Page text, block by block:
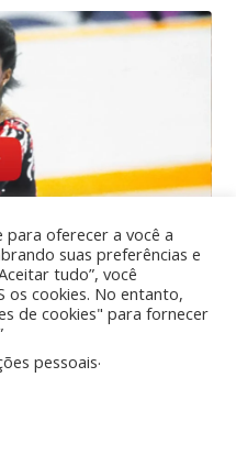
para oferecer a você a
suas preferências e
tudo”, você
os cookies. No entanto,
de cookies" para fornecer
pessoais.